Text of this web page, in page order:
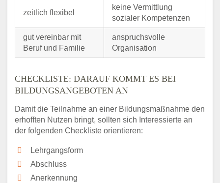
zeitlich flexibel
keine Vermittlung
sozialer Kompetenzen
gut vereinbar mit
Beruf und Familie
anspruchsvolle
Organisation
CHECKLISTE: DARAUF KOMMT ES BEI
BILDUNGSANGEBOTEN AN
Damit die Teilnahme an einer Bildungsmaßnahme den
erhofften Nutzen bringt, sollten sich Interessierte an
der folgenden Checkliste orientieren:
Lehrgangsform
Abschluss
Anerkennung